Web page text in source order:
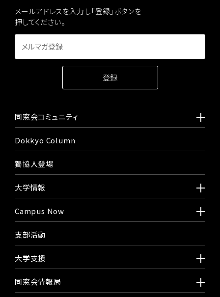
メールアドレスを入力し「登録」ボタンを
押してください。
同窓会コミュニティ
Dokkyo Column
獨協人登場
大学情報
Campus Now
支部活動
大学支援
同窓会情報局